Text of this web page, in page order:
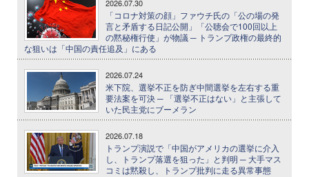
2026.07.30
「コロナ対策の顔」ファウチ氏の「公の場の発
言と矛盾する日記公開」「公聴会で100回以上
の黙秘権行使」が物議 ─ トランプ政権の最終的
な狙いは「中国の責任追及」にある
2026.07.24
米下院、選挙不正を防ぎ中間選挙を左右する重
要法案を可決 ─ 「選挙不正はない」と主張して
いた民主党にブーメラン
2026.07.18
トランプ演説で「中国がアメリカの選挙に介入
し、トランプ落選を狙った」と判明 ─ 大手マス
コミは黙殺し、トランプ批判に走る異常事態